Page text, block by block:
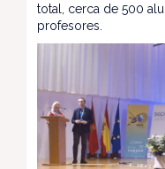
total, cerca de 500
profesores.